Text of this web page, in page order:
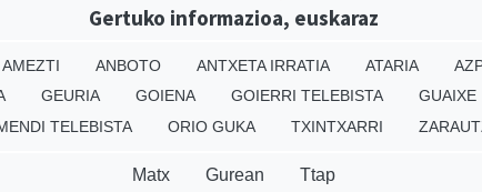
Gertuko informazioa, euskaraz
AMEZTI ANBOTO ANTXETA IRRATIA ATARIA
GEURIA GOIENA GOIERRI TELEBISTA GUAIXE
TELEBISTA ORIO GUKA TXINTXARRI
Matx Gurean Ttap